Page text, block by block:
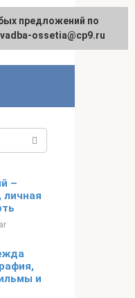
–
личная
и
предложений по
ossetia@cp9.ru